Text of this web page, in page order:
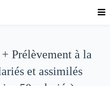
Prélèvement à la
et assimilés